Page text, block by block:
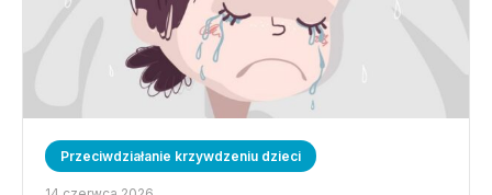
Przeciwdziałanie krzywdzeniu dzieci